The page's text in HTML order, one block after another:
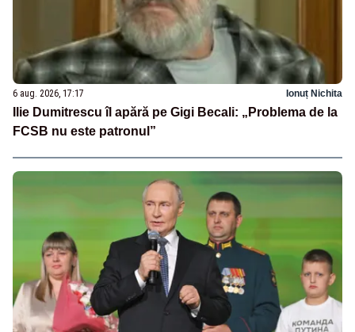
6 aug. 2026, 17:17 Ionuț Nichita
Ilie Dumitrescu îl apără pe Gigi Becali: „Problema de la
FCSB nu este patronul”